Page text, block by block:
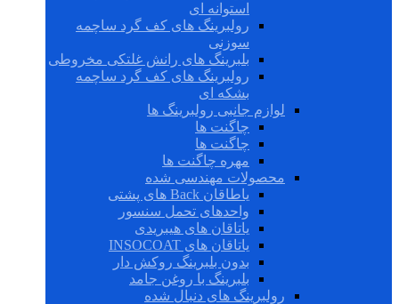
استوانه ای
رولبرینگ های کف گرد ساچمه
سوزنی
بلبرینگ های رانش غلتکی مخروطی
رولبرینگ های کف گرد ساچمه
بشکه ای
لوازم جانبی رولبرینگ ها
چاگنت ها
چاگنت ها
مهره چاگنت ها
محصولات مهندسی شده
یاطاقان Back های پشتی
واحدهای تحمل سنسور
یاتاقان های هیبریدی
یاتاقان های INSOCOAT
بدون بلبرینگ روکش دار
بلبرینگ با روغن جامد
رولبرینگ های دنبال شده